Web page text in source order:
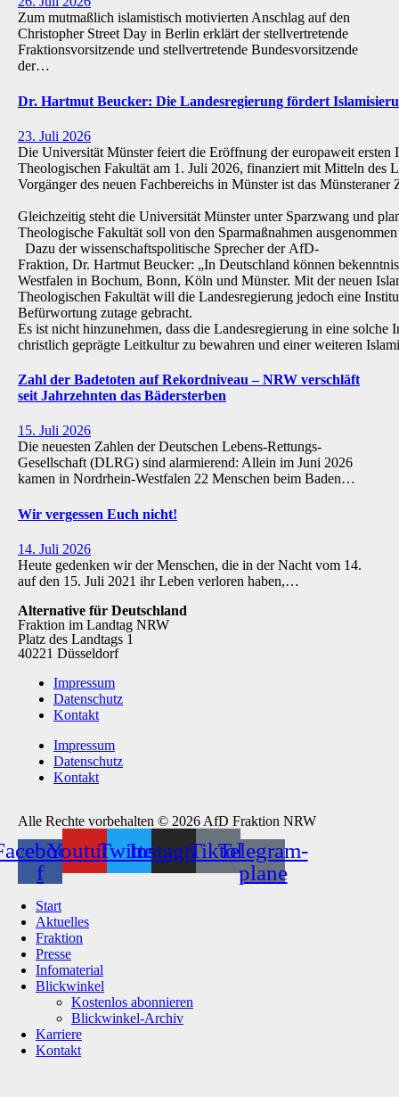
Zum mutmaßlich islamistisch motivierten Anschlag auf den
Christopher Street Day in Berlin erklärt der stellvertretende
Fraktionsvorsitzende und stellvertretende Bundesvorsitzende
der…
Dr. Hartmut Beucker: Die Landesregierung fördert
23. Juli 2026
Die Universität Münster feiert die Eröffnung der europaweit ersten
Theologischen Fakultät am 1. Juli 2026, finanziert mit Mitteln des
Vorgänger des neuen Fachbereichs in Münster ist das
Gleichzeitig steht die Universität Münster unter Sparzwang und
Theologische Fakultät soll von den Sparmaßnahmen
Dazu der wissenschaftspolitische Sprecher der AfD-
Fraktion, Dr. Hartmut Beucker: „In Deutschland können
Westfalen in Bochum, Bonn, Köln und Münster. Mit der neuen
Theologischen Fakultät will die Landesregierung jedoch eine
Befürwortung zutage gebracht.
Es ist nicht hinzunehmen, dass die Landesregierung in eine
christlich geprägte Leitkultur zu bewahren und einer weiteren
Zahl der Badetoten auf Rekordniveau – NRW verschläft
seit Jahrzehnten das Bädersterben
15. Juli 2026
Die neuesten Zahlen der Deutschen Lebens-Rettungs-
Gesellschaft (DLRG) sind alarmierend: Allein im Juni 2026
kamen in Nordrhein-Westfalen 22 Menschen beim Baden…
Wir vergessen Euch nicht!
14. Juli 2026
Heute gedenken wir der Menschen, die in der Nacht vom 14.
auf den 15. Juli 2021 ihr Leben verloren haben,…
Alternative für Deutschland
Fraktion im Landtag NRW
Platz des Landtags 1
40221 Düsseldorf
Impressum
Datenschutz
Kontakt
Impressum
Datenschutz
Kontakt
Alle Rechte vorbehalten © 2026 AfD Fraktion NRW
f
YoutubeTwitterInstagramTiktokTelegram-
plane
Start
Aktuelles
Fraktion
Presse
Infomaterial
Blickwinkel
Kostenlos abonnieren
Blickwinkel-Archiv
Karriere
Kontakt